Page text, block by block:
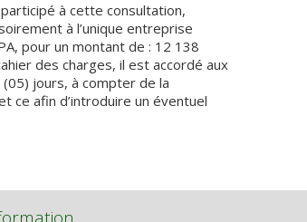
à cette consultation,
à l’unique entreprise
pour un montant de : 12 138
des charges, il est accordé aux
jours, à compter de la
ce afin d’introduire un éventuel